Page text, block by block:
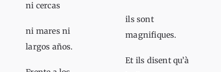
ni cercas
ni mares ni
largos años.
ils sont
magnifiques.
Et ils disent qu’à